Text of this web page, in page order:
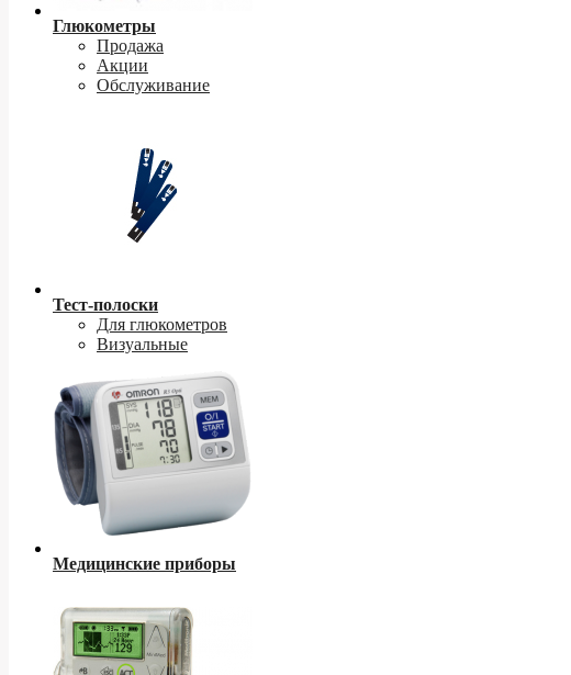
Глюкометры
Продажа
Акции
Обслуживание
Тест-полоски
Для глюкометров
Визуальные
Медицинские приборы